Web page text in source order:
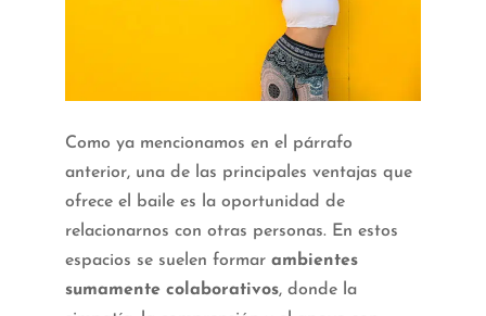
Como ya mencionamos en el párrafo
anterior, una de las principales ventajas que
ofrece el baile es la oportunidad de
relacionarnos con otras personas. En estos
espacios se suelen formarambientes
sumamente colaborativos, donde la